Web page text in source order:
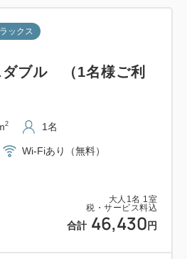
大人 1名 1室
税・サービス料込
合計 46,430 円
ックス
ダブル （1名様ご利
2 1名
Wi-Fiあり（無料）